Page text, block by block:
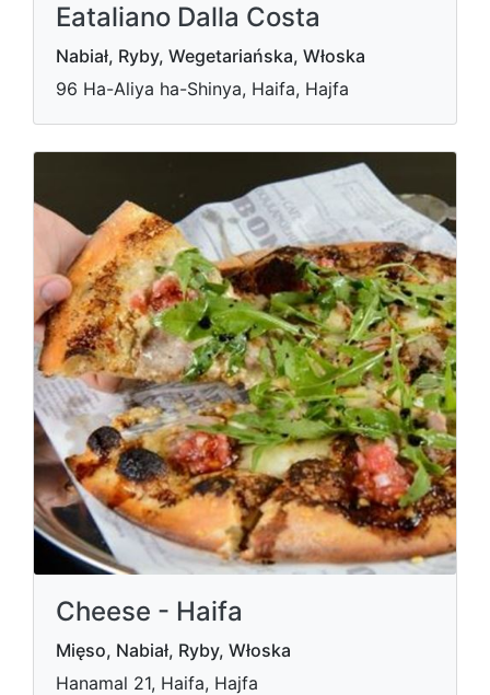
Eataliano Dalla Costa
Nabiał, Ryby, Wegetariańska, Włoska
96 Ha-Aliya ha-Shinya, Haifa, Hajfa
Cheese - Haifa
Mięso, Nabiał, Ryby, Włoska
Hanamal 21, Haifa, Hajfa